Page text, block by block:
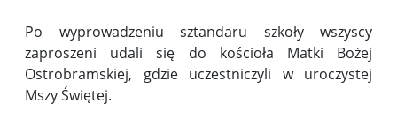
Po wyprowadzeniu sztandaru szkoły wszyscy
zaproszeni udali się do kościoła Matki Bożej
Ostrobramskiej, gdzie uczestniczyli w uroczystej
Mszy Świętej.